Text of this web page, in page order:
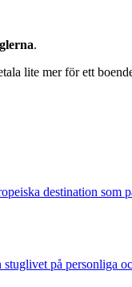
.
lite mer för ett
destination som
på personliga